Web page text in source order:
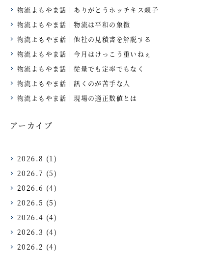
物流よもやま話｜ありがとうホッチキス親子
物流よもやま話｜物流は平和の象徴
物流よもやま話｜他社の見積書を解説する
物流よもやま話｜今月はけっこう重いねぇ
物流よもやま話｜従量でも定率でもなく
物流よもやま話｜訊くのが苦手な人
物流よもやま話｜現場の適正数値とは
アーカイブ
2026.8 (1)
2026.7 (5)
2026.6 (4)
2026.5 (5)
2026.4 (4)
2026.3 (4)
2026.2 (4)